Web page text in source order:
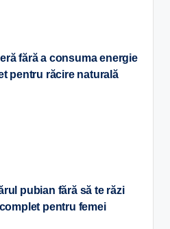
fără a consuma energie
pentru răcire naturală
pubian fără să te răzi
pentru femei